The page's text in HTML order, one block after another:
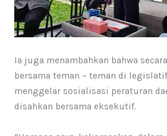
Ia juga menambahkan bahwa
bersama teman – teman di
menggelar sosialisasi peraturan
disahkan bersama eksekutif.